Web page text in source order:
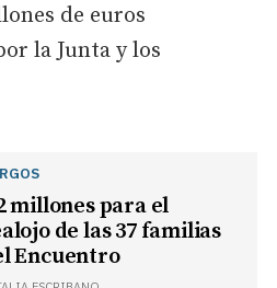
de euros
la Junta y los
millones para el
de las 37 familias
Encuentro